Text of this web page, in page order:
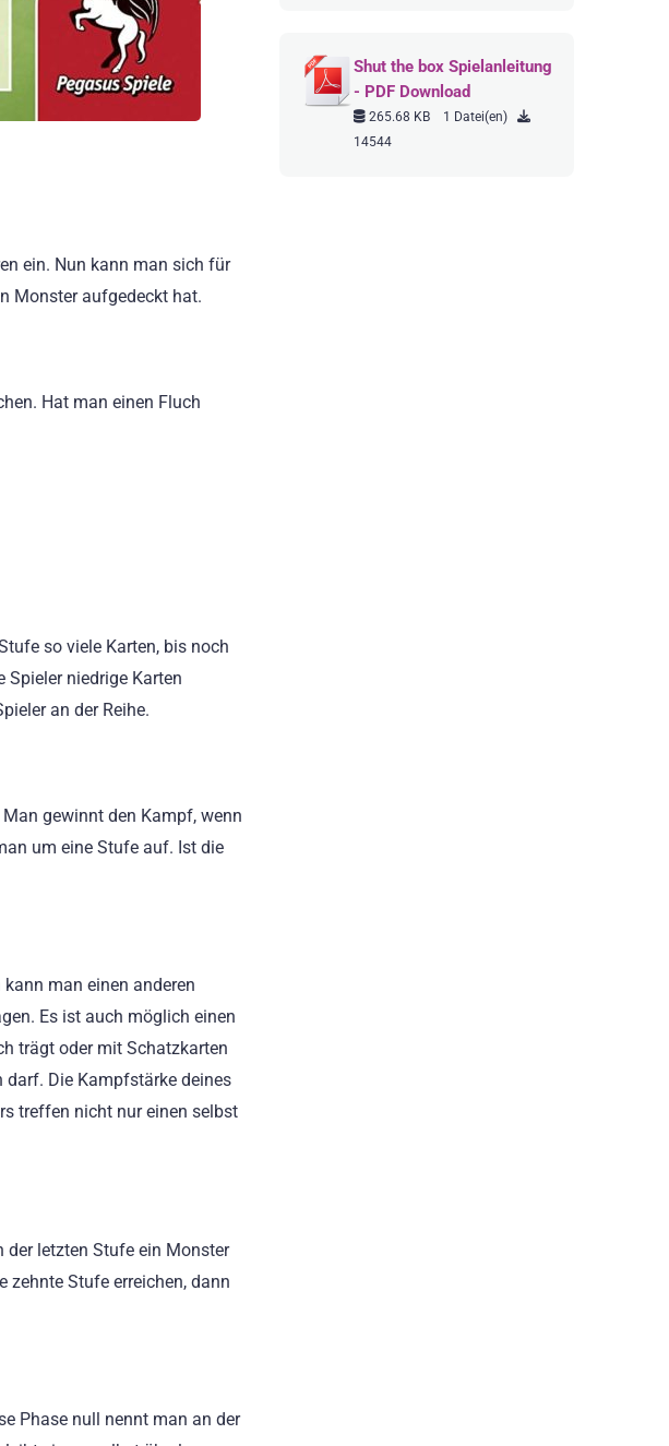
ein. Nun kann man sich für
Monster aufgedeckt hat.
Hat man einen Fluch
so viele Karten, bis noch
niedrige Karten
an der Reihe.
gewinnt den Kampf, wenn
um eine Stufe auf. Ist die
man einen anderen
Es ist auch möglich einen
trägt oder mit Schatzkarten
Die Kampfstärke deines
treffen nicht nur einen selbst
der letzten Stufe ein Monster
zehnte Stufe erreichen, dann
Phase null nennt man an der
Shut the box Spielanleitung
- PDF Download
265.68 KB
1 Datei(en)
14544